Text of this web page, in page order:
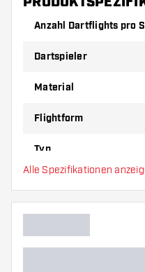
Probieren Sie eine
um herauszufinden,
zu Ihnen passt!
Anzahl Dartflights pro
Dartspieler
Material
Flightform
Typ
Hauptfarbe
Alle Spezifikationen